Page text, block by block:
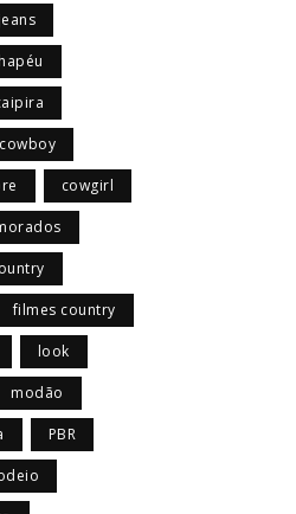
cowboy
cowgirl
filmes country
look
modão
PBR